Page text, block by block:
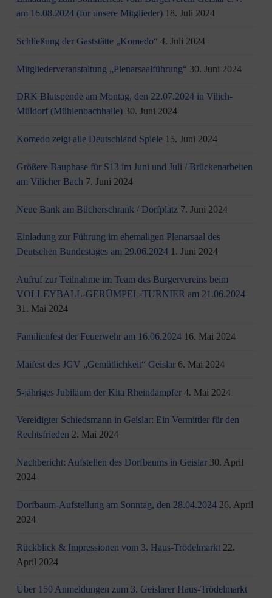
am 16.08.2024 (für unsere Mitglieder) 18. Juli 2024
Schließung der Gaststätte „Komedo“ 4. Juli 2024
Mitgliederveranstaltung „Plenarsaalführung“ 30. Juni 2024
DRK Blutspende am Montag, den 22.07.2024 in Vilich-
Müldorf (Mühlenbachhalle) 30. Juni 2024
Komedo zeigt alle Deutschland Spiele 15. Juni 2024
Größere Bauphase für S13 im Juni und Juli / Brü­cken­ar­bei­ten
am Vi­li­cher Bach 7. Juni 2024
Neue Bank am Bücherschrank / Dorfplatz 7. Juni 2024
Einladung zur Führung im ehemaligen Plenarsaal des
Deutschen Bundestages am 29.06.2024 1. Juni 2024
Aufruf zur Teilnahme im Team des Bürgervereins beim
VOLLEYBALL-GERÜMPEL-TURNIER am 21.06.2024
31. Mai 2024
Familienfest der Feuerwehr am 16.06.2024 16. Mai 2024
Maifest des JGV „Gemütlichkeit“ Geislar 6. Mai 2024
5-jähriges Jubiläum der Kita Rheindampfer 4. Mai 2024
Vereidigter Schiedsmann in Geislar: Ein Vermittler für den
Rechtsfrieden 2. Mai 2024
Nachbericht: Aufstellen des Dorfbaums in Geislar 30. April
2024
Dorfbaum-Aufstellung am Sonntag, den 28.04.2024 26. April
2024
Rückblick & Impressionen vom 3. Haus-Trödelmarkt 22.
April 2024
Über 150 Anmeldungen zum 3. Geislarer Haus-Trödelmarkt